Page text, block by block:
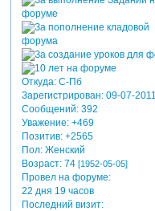
Откуда:С-Пб
Зарегистрирован: 09-07-2011
Сообщений:392
Уважение: +469
Позитив: +2565
Пол:Женский
Возраст:74 [1952-05-05]
Провел на форуме:
22 дня 19 часов
Последний визит: